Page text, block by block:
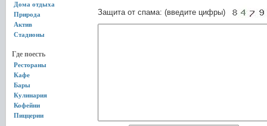
Дома отдыха
Природа
Актив
Стадионы
Где поесть
Рестораны
Кафе
Бары
Кулинария
Кофейни
Пиццерии
Защита от спама: (введите цифры)